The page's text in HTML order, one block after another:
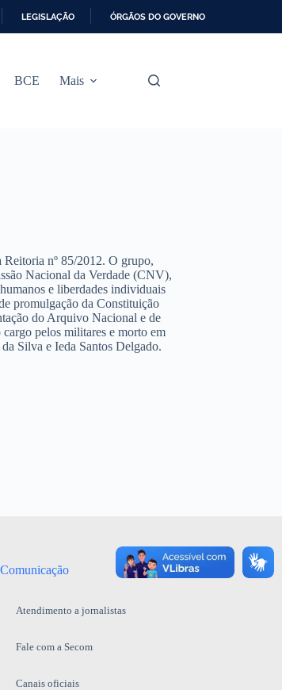
LEGISLAÇÃO ÓRGÃOS DO GOVERNO
BCE Mais
nº 85/2012. O grupo,
Nacional da Verdade (CNV),
e liberdades individuais
promulgação da Constituição
do Arquivo Nacional e de
pelos militares e morto em
Silva e Ieda Santos Delgado.
Comunicação
Atendimento a jornalistas
Fale com a Secom
Canais oficiais